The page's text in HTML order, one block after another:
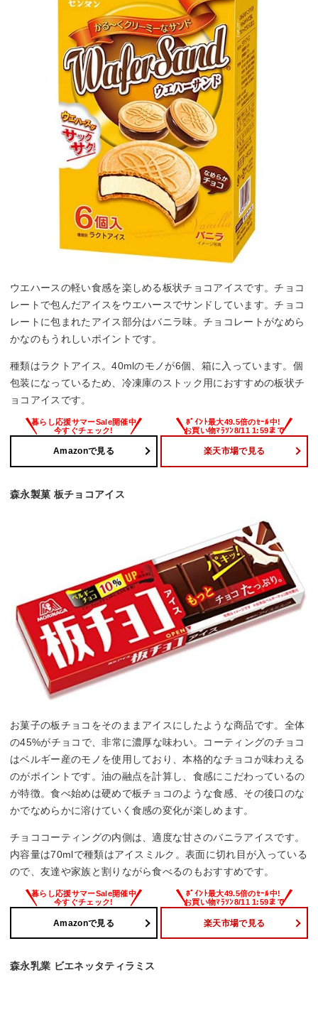
ウエハースの軽い食感を楽しめる板状チョコアイスです。チョコ
レートで包んだアイスをウエハースでサンドしています。チョコ
レートに包まれたアイス部分はバニラ味。チョコレートがなめら
かなのもうれしいポイントです。
種類はラクトアイス。40mlのモノが6個、箱に入っています。個
包装になっているため、冷凍庫のストック用におすすめの板状チ
ョコアイスです。
Amazonで見る 楽天市場で見る
森永製菓 板チョコアイス
お菓子の板チョコをそのままアイスにしたような商品です。全体
の45%がチョコで、非常に濃厚な味わい。コーティングのチョコ
はベルギー産のモノを使用しており、本格的なチョコが味わえる
のがポイントです。油の融点を計算し、食感にこだわっているの
が特徴。食べ始めは硬めで板チョコのような食感、その後口のな
かでなめらかに溶けていく食感の変化が楽しめます。
チョココーティングの内側は、適度な甘さのバニラアイスです。
内容量は70mlで種類はアイスミルク。表面に切れ目が入っている
ので、友達や家族と割りながら食べるのもおすすめです。
Amazonで見る 楽天市場で見る
森永乳業 ビエネッタティラミス